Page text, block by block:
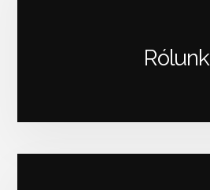
Rólunk